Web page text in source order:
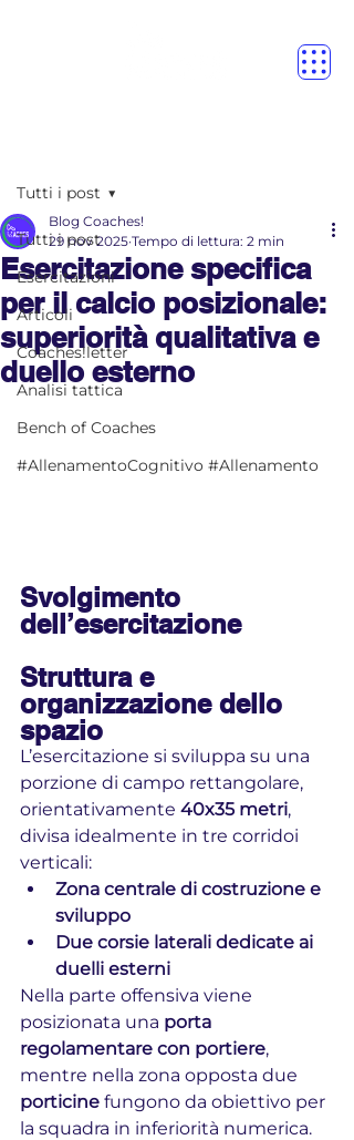
Tutti i post
Esercitazioni
Articoli
Coaches!letter
Analisi tattica
Bench of Coaches
#AllenamentoCognitivo #Allenamento
Tutti i post
Esercitazione specifica
per il calcio posizionale:
superiorità qualitativa e
duello esterno
Blog Coaches!
29 nov 2025 Tempo di lettura: 2 min
Svolgimento
dell’esercitazione
Struttura e
organizzazione dello
spazio
L’esercitazione si sviluppa su una
porzione di campo rettangolare,
orientativamente 40x35 metri,
divisa idealmente in tre corridoi
verticali:
Zona centrale di costruzione e
sviluppo
Due corsie laterali dedicate ai
duelli esterni
Nella parte offensiva viene
posizionata una porta
regolamentare con portiere,
mentre nella zona opposta due
porticine fungono da obiettivo per
la squadra in inferiorità numerica.